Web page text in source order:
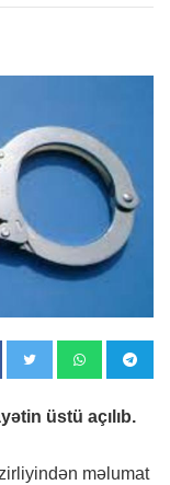
üstü açılıb.
məlumat